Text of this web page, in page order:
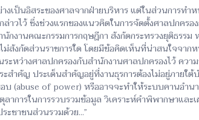
เป็นอิสระของศาลจากฝ่ายบริหาร แต่ในส่วนการทำ
วไว้ ซึ่งช่วงแรกของแนวคิดในการจัดตั้งศาลปกครอ
กงานคณะกรรมการกฤษฎีกา สังกัดกระทรวงยุติธร
กัดส่วนราชการใด โดยมีข้อคิดเห็นที่น่าสนใจจากห
ะหว่างศาลปกครองกับสำนักงานศาลปกครองไว้ ควา
ำคัญ ประเด็นสำคัญอยู่ที่งานธุรการต้องไม่อยู่ภายใ
บ (abuse of power) หรืออาจจะทำให้ระบบคานอำ
การในการรวบรวมข้อมูล วิเคราะห์คำพิพากษาแล
ชาชนส่วนรวมด้วย...”